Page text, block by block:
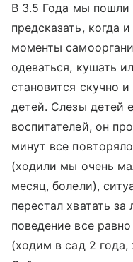
В 3.5 Года мы пошли
предсказать, когда
моменты
одеваться, кушать
становится скучно
детей. Слезы детей
воспитателей, он
минут все
(ходили мы очень
месяц, болели),
перестал хватать
поведение все
(ходим в сад 2